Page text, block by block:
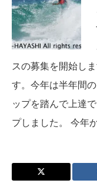
スの募集を開始し
す。今年は半年間
ップを踏んで上達
プしました。 今年